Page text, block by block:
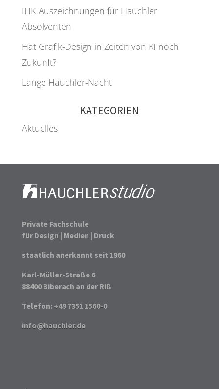
IHK-Auszeichnungen für Hauchler
Absolventen
Hat Grafik-Design in Zeiten von KI noch
Zukunft?
Lange Hauchler-Nacht
KATEGORIEN
Aktuelles
Private Fachschule
für Design | Medien | Druck
staatlich anerkannt seit 1960
Karl-Müller-Straße 6
88400 Biberach an der Riß
Telefon: +49 7351 1560-0
info@hauchler.de